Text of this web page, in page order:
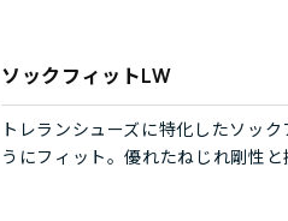
ソックフィットLW
トレランシューズに特化したソッ
うにフィット。優れたねじれ剛性と